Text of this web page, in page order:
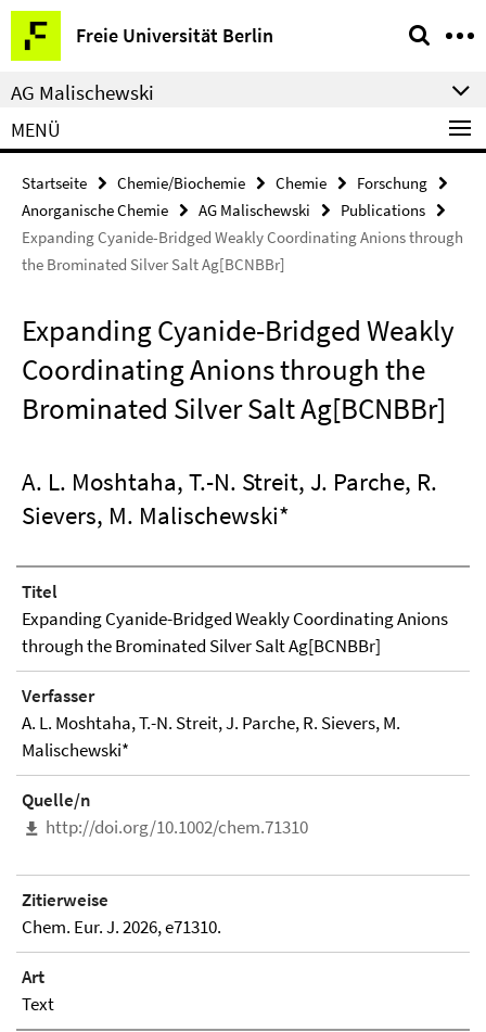
Springe
direkt
zu
Inhalt
Freie Universität Berlin
Service-
Navigation
AG Malischewski
MENÜ
Startseite Chemie/Biochemie Chemie
Forschung
Anorganische Chemie
AG Malischewski
Publications
Expanding Cyanide-Bridged Weakly Coordinating Anions through
the Brominated Silver Salt Ag[BCNBBr]
Expanding Cyanide-Bridged Weakly
Coordinating Anions through the
Brominated Silver Salt Ag[BCNBBr]
A. L. Moshtaha, T.-N. Streit, J. Parche, R.
Sievers, M. Malischewski*
Titel
Expanding Cyanide-Bridged Weakly Coordinating Anions
through the Brominated Silver Salt Ag[BCNBBr]
Verfasser
A. L. Moshtaha, T.-N. Streit, J. Parche, R. Sievers, M.
Malischewski*
Quelle/n
http://doi.org/10.1002/chem.71310
Zitierweise
Chem. Eur. J. 2026, e71310.
Art
Text